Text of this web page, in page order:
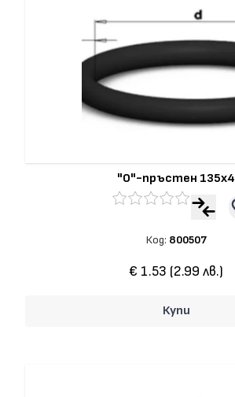
"О"-пръстен 135x4
Код: 800507
€ 1.53 (2.99 лв.)
Купи